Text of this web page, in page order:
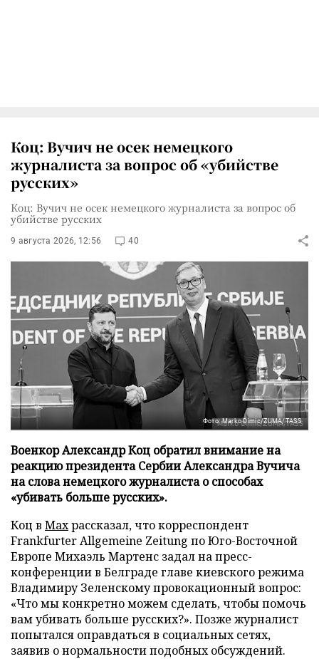
Коц: Вучич не осек немецкого
журналиста за вопрос об «убийстве
русских»
Коц: Вучич не осек немецкого журналиста за вопрос об
убийстве русских
9 августа 2026, 12:56 40
Фото: Marko Dimic/ZUMA/TASS
Военкор Александр Коц обратил внимание на
реакцию президента Сербии Александра Вучича
на слова немецкого журналиста о способах
«убивать больше русских».
Коц в Махрассказал, что корреспондент
Frankfurter Allgemeine Zeitung по Юго-Восточной
Европе Михаэль Мартенс задал на пресс-
конференции в Белграде главе киевского режима
Владимиру Зеленскому провокационный вопрос:
«Что мы конкретно можем сделать, чтобы помочь
вам убивать больше русских?». Позже журналист
попытался оправдаться в социальных сетях,
заявив о нормальности подобных обсуждений.